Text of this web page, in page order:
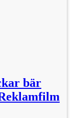
bär